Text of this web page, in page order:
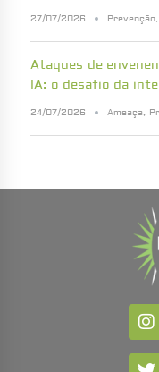
27/07/2026 Prevenção,
Ataques de
IA: o desafio da
24/07/2026 Ameaça,